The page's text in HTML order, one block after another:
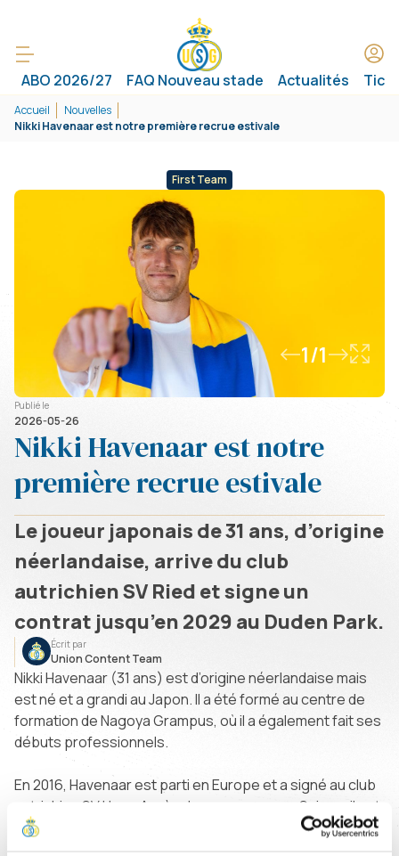
ABO 2026/27 FAQ Nouveau stade Actualités
Accueil
Nouvelles
Nikki Havenaar est notre première recrue estivale
First Team
1/1
Publié le
2026-05-26
Nikki Havenaar est notre
première recrue estivale
Le joueur japonais de 31 ans, d’origine
néerlandaise, arrive du club
autrichien SV Ried et signe un
contrat jusqu’en 2029 au Duden Park.
Écrit par
Union Content Team
Nikki Havenaar (31 ans) est d’origine néerlandaise mais
est né et a grandi au Japon. Il a été formé au centre de
formation de Nagoya Grampus, où il a également fait ses
débuts professionnels.
En 2016, Havenaar est parti en Europe et a signé au club
autrichien SV Horn. Après des passages en Suisse, il est
retourné en Autriche en 2023 pour rejoindre SV Ried.